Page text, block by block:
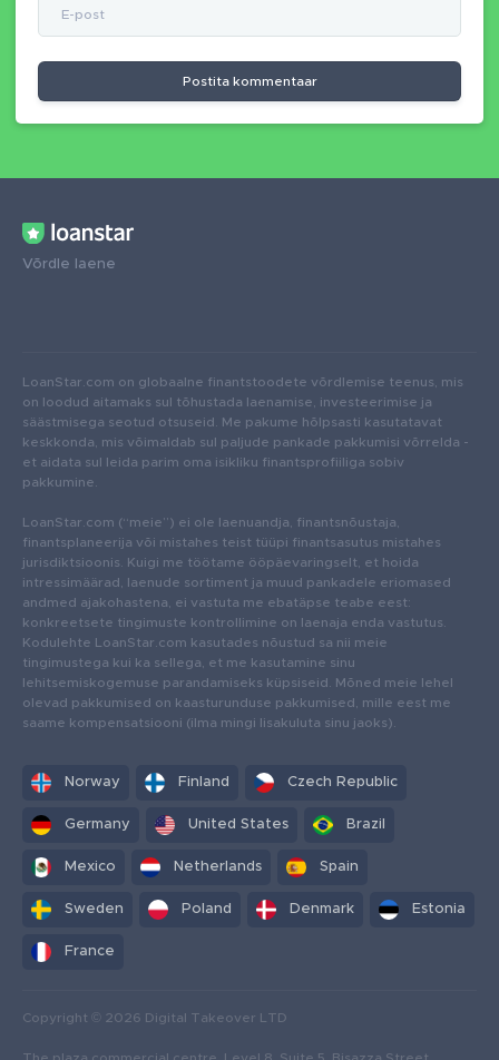
Postita kommentaar
Võrdle laene
LoanStar.com on globaalne finantstoodete võrdlemise teenus, mis
on loodud aitamaks sul tõhustada laenamise, investeerimise ja
säästmisega seotud otsuseid. Me pakume hõlpsasti kasutatavat
keskkonda, mis võimaldab sul paljude pankade pakkumisi võrrelda -
et aidata sul leida parim oma isikliku finantsprofiiliga sobiv
pakkumine.
LoanStar.com (“meie”) ei ole laenuandja, finantsnõustaja,
finantsplaneerija või mistahes teist tüüpi finantsasutus mistahes
jurisdiktsioonis. Kuigi me töötame ööpäevaringselt, et hoida
intressimäärad, laenude sortiment ja muud pankadele eriomased
andmed ajakohastena, ei vastuta me ebatäpse teabe eest:
konkreetsete tingimuste kontrollimine on laenaja enda vastutus.
Kodulehte LoanStar.com kasutades nõustud sa nii meie
tingimustega kui ka sellega, et me kasutamine sinu
lehitsemiskogemuse parandamiseks küpsiseid. Mõned meie lehel
olevad pakkumised on kaasturunduse pakkumised, mille eest me
saame kompensatsiooni (ilma mingi lisakuluta sinu jaoks).
Norway Finland Czech Republic
Germany United States Brazil
Mexico Netherlands Spain
Sweden Poland Denmark Estonia
France
Copyright © 2026 Digital Takeover LTD